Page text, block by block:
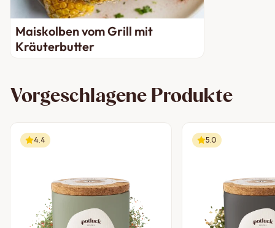
Maiskolben vom Grill mit
Kräuterbutter
Vorgeschlagene Produkte
4.4 5.0